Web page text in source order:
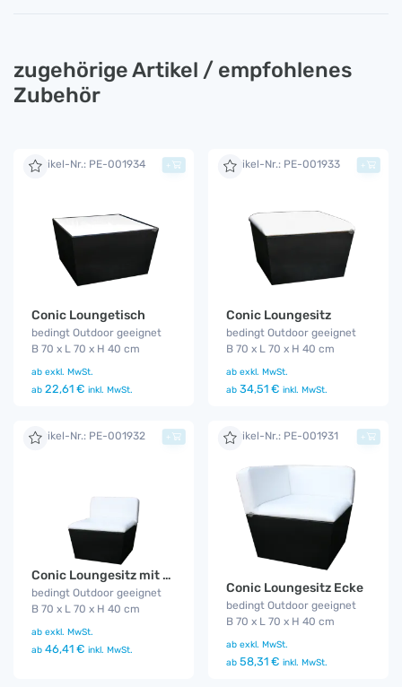
zugehörige Artikel / empfohlenes
Zubehör
Artikel-Nr.: PE-001934
Conic Loungetisch
bedingt Outdoor geeignet
B 70 x L 70 x H 40 cm
ab exkl. MwSt.
ab 22,61 € inkl. MwSt.
+ Artikel-Nr.: PE-001933
Conic Loungesitz
bedingt Outdoor geeignet
B 70 x L 70 x H 40 cm
ab exkl. MwSt.
ab 34,51 € inkl. MwSt.
+
Artikel-Nr.: PE-001932
Conic Loungesitz mit Rückenlehne
bedingt Outdoor geeignet
B 70 x L 70 x H 40 cm
ab exkl. MwSt.
ab 46,41 € inkl. MwSt.
+ Artikel-Nr.: PE-001931
Conic Loungesitz Ecke
bedingt Outdoor geeignet
B 70 x L 70 x H 40 cm
ab exkl. MwSt.
ab 58,31 € inkl. MwSt.
+